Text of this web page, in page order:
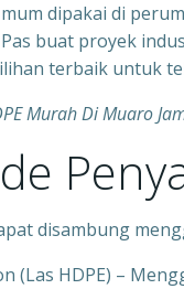
dipakai di
Pas buat proyek
terbaik untuk
Murah Di Muaro
disambung
(Las HDPE) –